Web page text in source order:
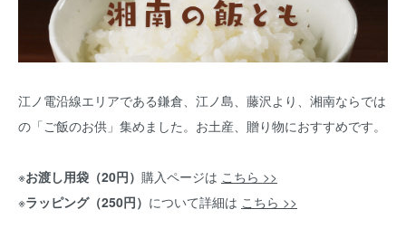
江ノ電沿線エリアである鎌倉、江ノ島、藤沢より、湘南ならでは
の「ご飯のお供」集めました。お土産、贈り物におすすめです。
※お渡し用袋（20円） 購入ページは こちら >>
※ラッピング（250円） について詳細は こちら >>